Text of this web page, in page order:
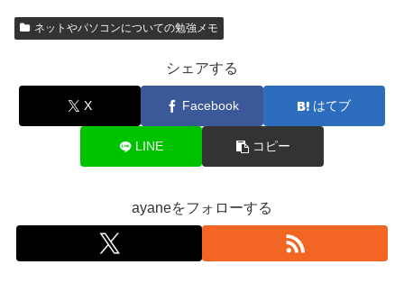
ネットやパソコンについての勉強メモ
シェアする
X Facebook はてブ
LINE コピー
ayaneをフォローする